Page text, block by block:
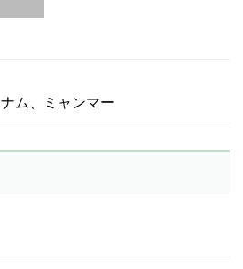
ム、ミャンマー